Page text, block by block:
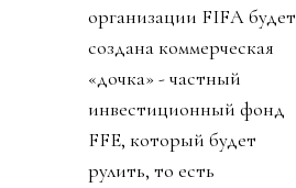
организации FIFA будет
создана коммерческая
«дочка» - частный
инвестиционный фонд
FFE, который будет
рулить, то есть